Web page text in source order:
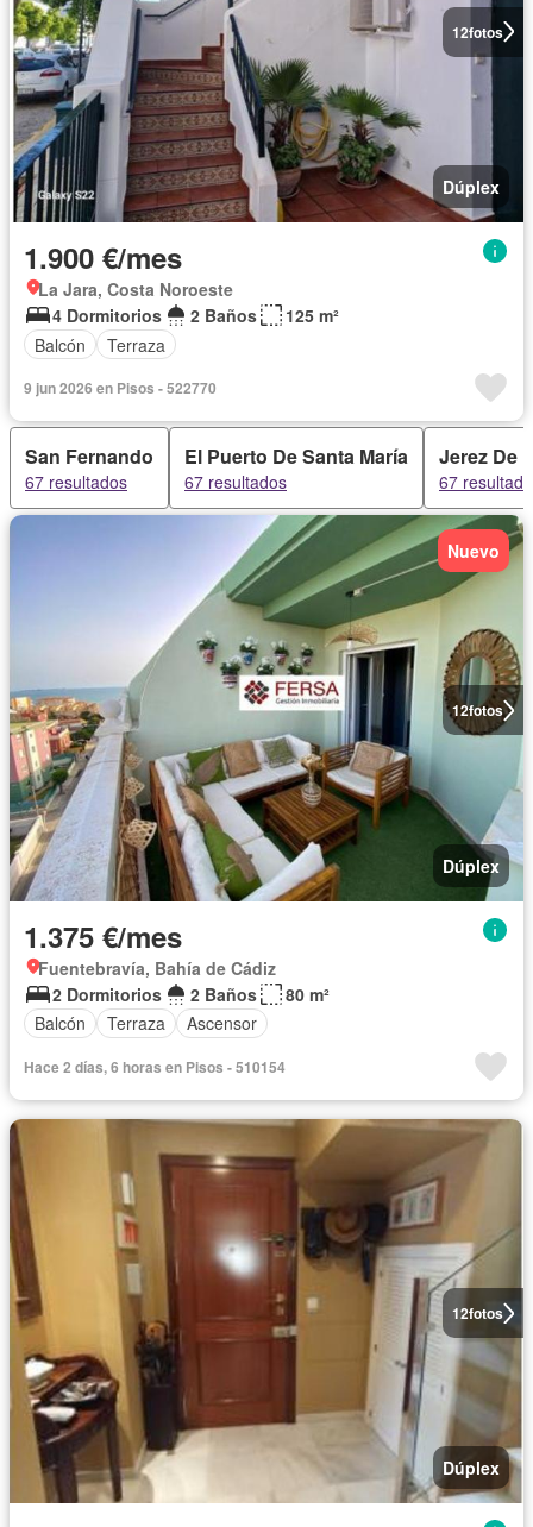
12fotos
Dúplex
1.900 €/mes
La Jara, Costa Noroeste
4 Dormitorios
2 Baños
125 m²
Balcón
Terraza
9 jun 2026 en Pisos - 522770
San Fernando
67 resultados
El Puerto De Santa María
67 resultados
Jerez De
67
12fotos
Nuevo
Dúplex
1.375 €/mes
Fuentebravía, Bahía de Cádiz
2 Dormitorios
2 Baños
80 m²
Balcón
Terraza Ascensor
Hace 2 días, 6 horas en Pisos - 510154
12fotos
Dúplex